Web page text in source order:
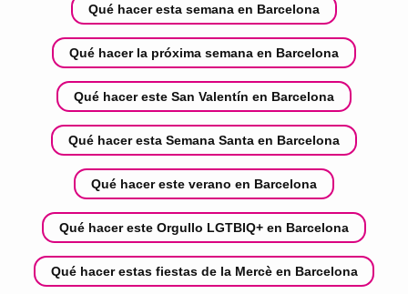
Qué hacer esta semana en Barcelona
Qué hacer la próxima semana en Barcelona
Qué hacer este San Valentín en Barcelona
Qué hacer esta Semana Santa en Barcelona
Qué hacer este verano en Barcelona
Qué hacer este Orgullo LGTBIQ+ en Barcelona
Qué hacer estas fiestas de la Mercè en Barcelona